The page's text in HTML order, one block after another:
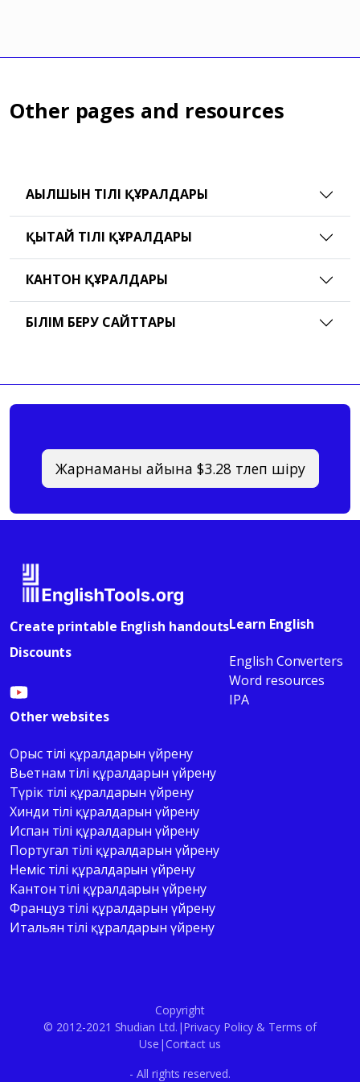
Other pages and resources
АҒЫЛШЫН ТІЛІ ҚҰРАЛДАРЫ
ҚЫТАЙ ТІЛІ ҚҰРАЛДАРЫ
КАНТОН ҚҰРАЛДАРЫ
БІЛІМ БЕРУ САЙТТАРЫ
Жарнаманы айына $3.28 төлеп өшіру
Create printable English handouts
Discounts
Learn English
English Converters
Word resources
IPA
Other websites
Орыс тілі құралдарын үйрену
Вьетнам тілі құралдарын үйрену
Түрік тілі құралдарын үйрену
Хинди тілі құралдарын үйрену
Испан тілі құралдарын үйрену
Португал тілі құралдарын үйрену
Неміс тілі құралдарын үйрену
Кантон тілі құралдарын үйрену
Француз тілі құралдарын үйрену
Итальян тілі құралдарын үйрену
Copyright
© 2012-2021 Shudian Ltd.|Privacy Policy & Terms of
Use | Contact us
- All rights reserved.